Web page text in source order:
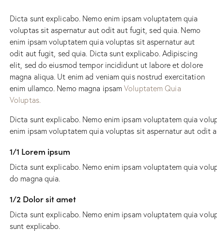
Dicta sunt explicabo. Nemo enim ipsam voluptatem quia
voluptas sit aspernatur aut odit aut fugit, sed quia. Nemo
enim ipsam voluptatem quia voluptas sit aspernatur aut
odit aut fugit, sed quia. Dicta sunt explicabo. Adipiscing
elit, sed do eiusmod tempor incididunt ut labore et dolore
magna aliqua. Ut enim ad veniam quis nostrud exercitation
enim ullamco. Nemo magna ipsamVoluptatem Quia
Voluptas.
Dicta sunt explicabo. Nemo enim ipsam voluptatem quia
enim ipsam voluptatem quia voluptas sit aspernatur aut odit
1/1 Lorem ipsum
Dicta sunt explicabo. Nemo enim ipsam voluptatem quia
do magna quia.
1/2 Dolor sit amet
Dicta sunt explicabo. Nemo enim ipsam voluptatem quia
sunt explicabo.